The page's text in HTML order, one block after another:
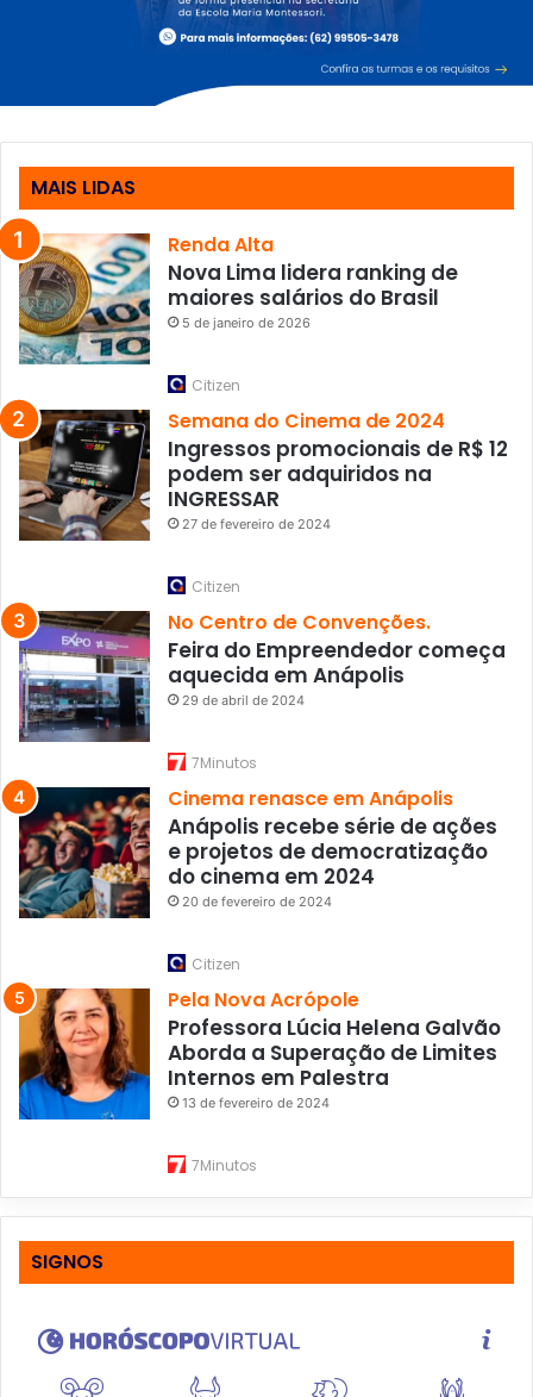
MAIS LIDAS
Renda Alta
Nova Lima lidera ranking de
maiores salários do Brasil
5 de janeiro de 2026
Citizen
Semana do Cinema de 2024
Ingressos promocionais de R$ 12
podem ser adquiridos na
INGRESSAR
27 de fevereiro de 2024
Citizen
No Centro de Convenções.
Feira do Empreendedor começa
aquecida em Anápolis
29 de abril de 2024
7Minutos
Cinema renasce em Anápolis
Anápolis recebe série de ações
e projetos de democratização
do cinema em 2024
20 de fevereiro de 2024
Citizen
Pela Nova Acrópole
Professora Lúcia Helena Galvão
Aborda a Superação de Limites
Internos em Palestra
13 de fevereiro de 2024
7Minutos
SIGNOS